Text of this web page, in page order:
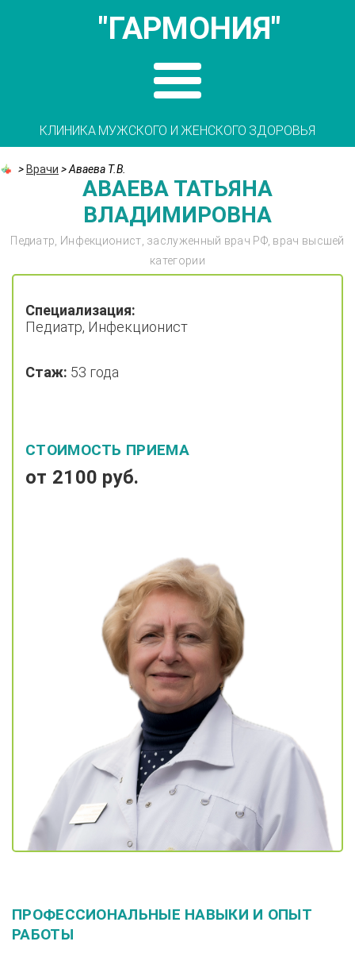
"ГАРМОНИЯ"
КЛИНИКА МУЖСКОГО И ЖЕНСКОГО ЗДОРОВЬЯ
> Врачи >Аваева Т.В.
АВАЕВА ТАТЬЯНА
ВЛАДИМИРОВНА
Педиатр, Инфекционист, заслуженный врач РФ, врач высшей
категории
Специализация:
Педиатр, Инфекционист
Стаж: 53 года
СТОИМОСТЬ ПРИЕМА
от 2100 руб.
ПРОФЕССИОНАЛЬНЫЕ НАВЫКИ И ОПЫТ
РАБОТЫ